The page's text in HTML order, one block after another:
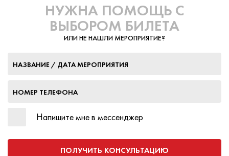
НУЖНА ПОМОЩЬ С
ВЫБОРОМ БИЛЕТА
ИЛИ НЕ НАШЛИ МЕРОПРИЯТИЕ?
НАЗВАНИЕ / ДАТА МЕРОПРИЯТИЯ
НОМЕР ТЕЛЕФОНА
Напишите мне в мессенджер
ПОЛУЧИТЬ КОНСУЛЬТАЦИЮ